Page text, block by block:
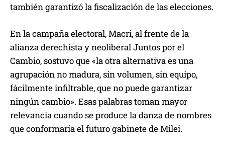
también garantizó la fiscalización de las elecciones.
En la campaña electoral, Macri, al frente de la
alianza derechista y neoliberal Juntos por el
Cambio, sostuvo que «la otra alternativa es una
agrupación no madura, sin volumen, sin equipo,
fácilmente infiltrable, que no puede garantizar
ningún cambio». Esas palabras toman mayor
relevancia cuando se produce la danza de nombres
que conformaría el futuro gabinete de Milei.